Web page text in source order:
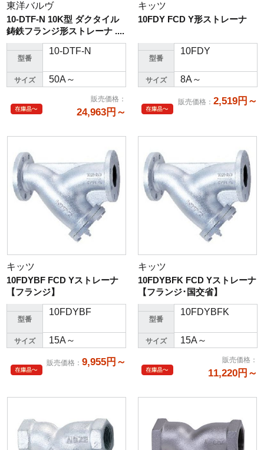
東洋バルヴ
10-DTF-N 10K型 ダクタイル
鋳鉄フランジ形ストレーナ ....
型番
10-DTF-N
サイズ 50A～
販売価格 ：
24,963円～
キッツ
10FDY FCD Y形ストレーナ
型番
10FDY
サイズ 8A～
販売価格 ： 2,519円～
キッツ
10FDYBF FCD Yストレーナ
【フランジ】
型番
10FDYBF
サイズ 15A～
販売価格 ： 9,955円～
キッツ
10FDYBFK FCD Yストレーナ
【フランジ･国交省】
型番
10FDYBFK
サイズ 15A～
販売価格 ：
11,220円～